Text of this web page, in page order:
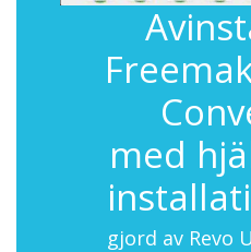
med
gjord av Revo